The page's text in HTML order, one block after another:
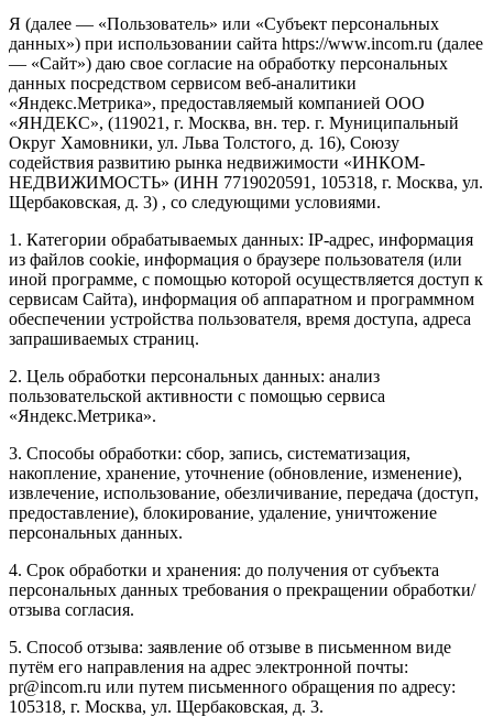
Я (далее — «Пользователь» или «Субъект персональных
данных») при использовании сайта https://www.incom.ru (далее
— «Сайт») даю свое согласие на обработку персональных
данных посредством сервисом веб-аналитики
«Яндекс.Метрика», предоставляемый компанией ООО
«ЯНДЕКС», (119021, г. Москва, вн. тер. г. Муниципальный
Округ Хамовники, ул. Льва Толстого, д. 16), Союзу
содействия развитию рынка недвижимости «ИНКОМ-
НЕДВИЖИМОСТЬ» (ИНН 7719020591, 105318, г. Москва, ул.
Щербаковская, д. 3) , со следующими условиями.
1. Категории обрабатываемых данных: IP-адрес, информация
из файлов cookie, информация о браузере пользователя (или
иной программе, с помощью которой осуществляется доступ к
сервисам Сайта), информация об аппаратном и программном
обеспечении устройства пользователя, время доступа, адреса
запрашиваемых страниц.
2. Цель обработки персональных данных: анализ
пользовательской активности с помощью сервиса
«Яндекс.Метрика».
3. Способы обработки: сбор, запись, систематизация,
накопление, хранение, уточнение (обновление, изменение),
извлечение, использование, обезличивание, передача (доступ,
предоставление), блокирование, удаление, уничтожение
персональных данных.
4. Срок обработки и хранения: до получения от субъекта
персональных данных требования о прекращении обработки/
отзыва согласия.
5. Способ отзыва: заявление об отзыве в письменном виде
путём его направления на адрес электронной почты:
pr@incom.ru или путем письменного обращения по адресу:
105318, г. Москва, ул. Щербаковская, д. 3.